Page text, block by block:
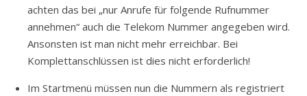
achten das bei „nur Anrufe für folgende Rufnummer
annehmen“ auch die Telekom Nummer angegeben wird.
Ansonsten ist man nicht mehr erreichbar. Bei
Komplettanschlüssen ist dies nicht erforderlich!
Im Startmenü müssen nun die Nummern als registriert